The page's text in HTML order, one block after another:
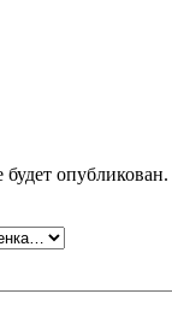
опубликован.